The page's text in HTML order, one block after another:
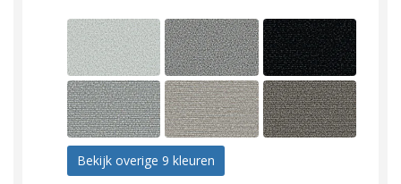
Bekijk overige 9 kleuren